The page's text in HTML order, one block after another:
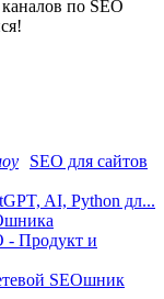
по SEO
SEO для сайтов
AI, Python дл...
- Продукт и
SEOшник